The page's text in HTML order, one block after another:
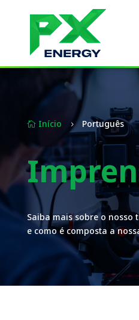
 Início 5 Português
Saiba mais sobre o
e como é composta a